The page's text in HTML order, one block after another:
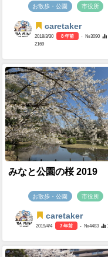
お散歩・公園 市役所
caretaker
2018/3/30 8 年前
- №3090
2169
みなと公園の桜 2019
お散歩・公園 市役所
caretaker
2019/4/4 7 年前 - №4483